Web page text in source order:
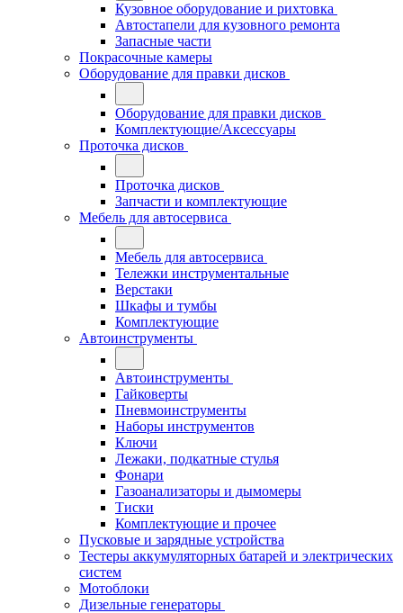
Кузовное оборудование и рихтовка
Автостапели для кузовного ремонта
Запасные части
Покрасочные камеры
Оборудование для правки дисков
Оборудование для правки дисков
Комплектующие/Аксессуары
Проточка дисков
Проточка дисков
Запчасти и комплектующие
Мебель для автосервиса
Мебель для автосервиса
Тележки инструментальные
Верстаки
Шкафы и тумбы
Комплектующие
Автоинструменты
Автоинструменты
Гайковерты
Пневмоинструменты
Наборы инструментов
Ключи
Лежаки, подкатные стулья
Фонари
Газоанализаторы и дымомеры
Тиски
Комплектующие и прочее
Пусковые и зарядные устройства
Тестеры аккумуляторных батарей и электрических
систем
Мотоблоки
Дизельные генераторы